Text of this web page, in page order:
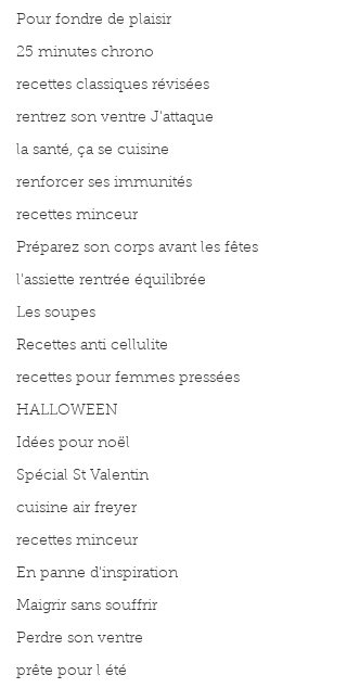
Pour fondre de plaisir
25 minutes chrono
recettes classiques révisées
rentrez son ventre J'attaque
la santé, ça se cuisine
renforcer ses immunités
recettes minceur
Préparez son corps avant les fêtes
l'assiette rentrée équilibrée
Les soupes
Recettes anti cellulite
recettes pour femmes pressées
HALLOWEEN
Idées pour noël
Spécial St Valentin
cuisine air freyer
recettes minceur
En panne d'inspiration
Maigrir sans souffrir
Perdre son ventre
prête pour l été